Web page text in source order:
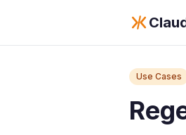
Use Cases